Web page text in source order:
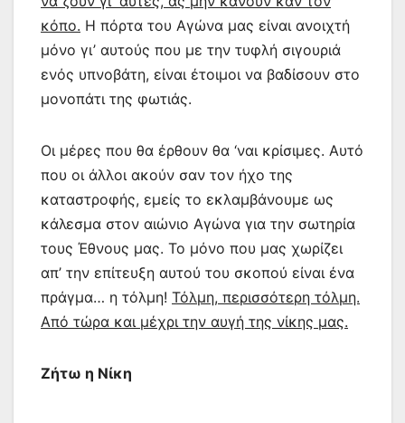
κόπο. Η πόρτα του Αγώνα μας είναι ανοιχτή
μόνο γι’ αυτούς που με την τυφλή σιγουριά
ενός υπνοβάτη, είναι έτοιμοι να βαδίσουν στο
μονοπάτι της φωτιάς.
Οι μέρες που θα έρθουν θα ‘ναι κρίσιμες. Αυτό
που οι άλλοι ακούν σαν τον ήχο της
καταστροφής, εμείς το εκλαμβάνουμε ως
κάλεσμα στον αιώνιο Αγώνα για την σωτηρία
τους Έθνους μας. Το μόνο που μας χωρίζει
απ’ την επίτευξη αυτού του σκοπού είναι ένα
πράγμα… η τόλμη! Τόλμη, περισσότερη τόλμη.
Από τώρα και μέχρι την αυγή της νίκης μας.
Ζήτω η Νίκη